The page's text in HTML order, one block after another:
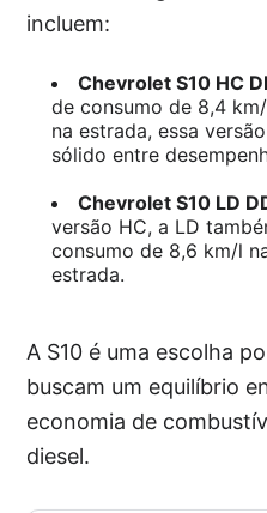
incluem:
Chevrolet S10 HC
de consumo de 8,4
na estrada, essa
sólido entre
Chevrolet S10 LD
versão HC, a LD
consumo de 8,6 km/l
estrada.
A S10 é uma escolha
buscam um equilíbrio
economia de
diesel.